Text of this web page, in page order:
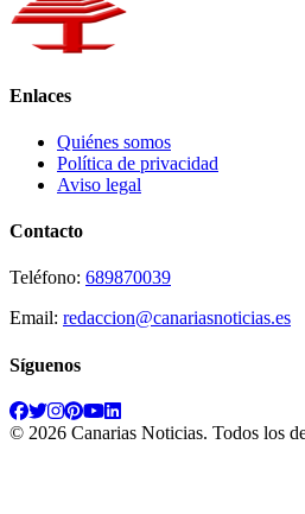
Enlaces
Quiénes somos
Política de privacidad
Aviso legal
Contacto
Teléfono: 689870039
Email: redaccion@canariasnoticias.es
Síguenos
© 2026 Canarias Noticias. Todos los